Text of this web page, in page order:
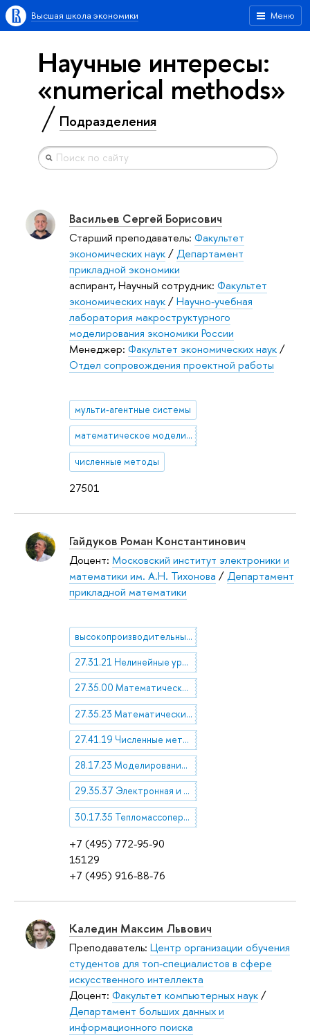
Меню
Высшая школа экономики
Научные интересы:
«numerical methods»
Подразделения
27501
Васильев Сергей Борисович
Старший преподаватель: Факультет
экономических наук/Департамент
прикладной экономики
аспирант, Научный сотрудник: Факультет
экономических наук/Научно-учебная
лаборатория макроструктурного
моделирования экономики России
Менеджер: Факультет экономических наук/
Отдел сопровождения проектной работы
мульти-агентные системы
математическое моделирование экономических процессов
численные методы
+7 (495) 772-95-90
15129
+7 (495) 916-88-76
Гайдуков Роман Константинович
Доцент: Московский институт электроники и
математики им. А.Н. Тихонова /Департамент
прикладной математики
высокопроизводительные вычисления
27.31.21 Нелинейные уравнения и системы уравнений
27.35.00 Математические модели естественных наук и технических наук. Уравнения математической физики
27.35.23 Математические модели теории пограничного слоя
27.41.19 Численные методы решения дифференциальных и интегральных уравнений
28.17.23 Моделирование физических процессов
29.35.37 Электронная и ионная эмиссия
30.17.35 Тепломассоперенос
Каледин Максим Львович
Преподаватель: Центр организации обучения
студентов для топ-специалистов в сфере
искусственного интеллекта
Доцент: Факультет компьютерных наук/
Департамент больших данных и
информационного поиска